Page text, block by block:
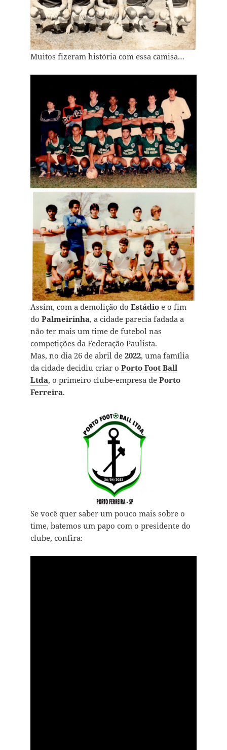
Muitos fizeram história com essa camisa…
Assim, com a demolição do Estádioe o fim
do Palmeirinha, a cidade parecia fadada a
não ter mais um time de futebol nas
competições da Federação Paulista.
Mas, no dia 26 de abril de 2022, uma família
da cidade decidiu criar o Porto Foot Ball
Ltda, o primeiro clube-empresa de Porto
Ferreira.
Se você quer saber um pouco mais sobre o
time, batemos um papo com o presidente do
clube, confira: